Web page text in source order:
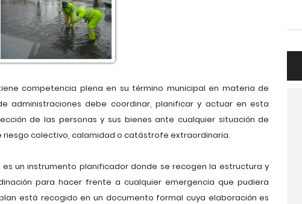
competencia plena en su término municipal en materia de
administraciones debe coordinar, planificar y actuar en esta
de las personas y sus bienes ante cualquier situación de
colectivo, calamidad o catástrofe extraordinaria.
es un instrumento planificador donde se recogen la estructura y
para hacer frente a cualquier emergencia que pudiera
está recogido en un documento formal cuya elaboración es